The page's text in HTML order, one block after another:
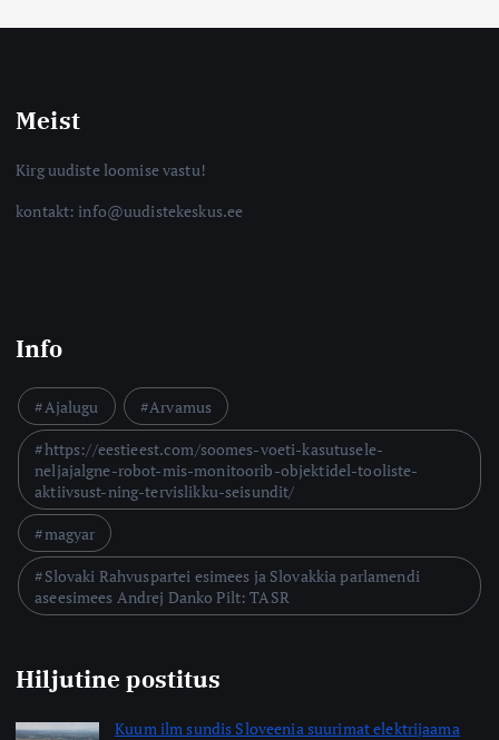
Meist
Kirg uudiste loomise vastu!
kontakt: info@uudistekeskus.ee
Info
Ajalugu
Arvamus
https://eestieest.com/soomes-voeti-kasutusele-
neljajalgne-robot-mis-monitoorib-objektidel-tooliste-
aktiivsust-ning-tervislikku-seisundit/
magyar
Slovaki Rahvuspartei esimees ja Slovakkia parlamendi
aseesimees Andrej Danko Pilt: TASR
Hiljutine postitus
Kuum ilm sundis Sloveenia suurimat elektrijaama